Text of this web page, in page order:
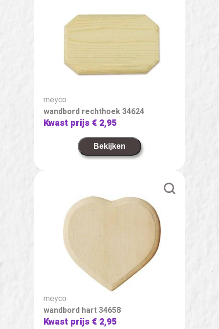
meyco
wandbord rechthoek 34624
Kwast prijs€ 2,95
Bekijken
meyco
wandbord hart 34658
Kwast prijs€ 2,95